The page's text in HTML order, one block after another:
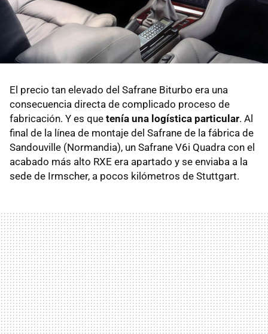
El precio tan elevado del Safrane Biturbo era una
consecuencia directa de complicado proceso de
fabricación. Y es que tenía una logística particular. Al
final de la línea de montaje del Safrane de la fábrica de
Sandouville (Normandia), un Safrane V6i Quadra con el
acabado más alto RXE era apartado y se enviaba a la
sede de Irmscher, a pocos kilómetros de Stuttgart.